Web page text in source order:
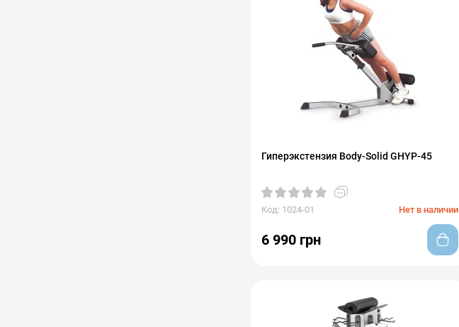
Гиперэкстензия Body-Solid GHYP-45
Код: 1024-01 Нет в наличии
6 990 грн